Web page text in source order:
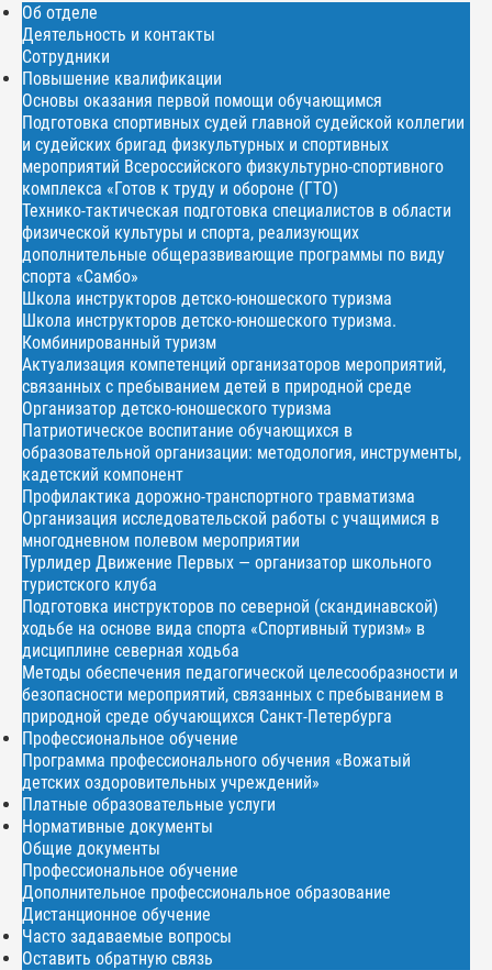
Об отделе
Деятельность и контакты
Сотрудники
Повышение квалификации
Основы оказания первой помощи обучающимся
Подготовка спортивных судей главной судейской коллегии
и судейских бригад физкультурных и спортивных
мероприятий Всероссийского физкультурно-спортивного
комплекса «Готов к труду и обороне (ГТО)
Технико-тактическая подготовка специалистов в области
физической культуры и спорта, реализующих
дополнительные общеразвивающие программы по виду
спорта «Самбо»
Школа инструкторов детско-юношеского туризма
Школа инструкторов детско-юношеского туризма.
Комбинированный туризм
Актуализация компетенций организаторов мероприятий,
связанных с пребыванием детей в природной среде
Организатор детско-юношеского туризма
Патриотическое воспитание обучающихся в
образовательной организации: методология, инструменты,
кадетский компонент
Профилактика дорожно-транспортного травматизма
Организация исследовательской работы с учащимися в
многодневном полевом мероприятии
Турлидер Движение Первых — организатор школьного
туристского клуба
Подготовка инструкторов по северной (скандинавской)
ходьбе на основе вида спорта «Спортивный туризм» в
дисциплине северная ходьба
Методы обеспечения педагогической целесообразности и
безопасности мероприятий, связанных с пребыванием в
природной среде обучающихся Санкт-Петербурга
Профессиональное обучение
Программа профессионального обучения «Вожатый
детских оздоровительных учреждений»
Платные образовательные услуги
Нормативные документы
Общие документы
Профессиональное обучение
Дополнительное профессиональное образование
Дистанционное обучение
Часто задаваемые вопросы
Оставить обратную связь